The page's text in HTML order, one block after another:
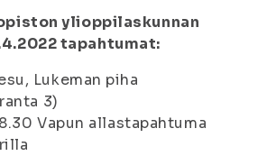
ylioppilaskunnan
tapahtumat:
Lukeman piha
3)
Vapun allastapahtuma